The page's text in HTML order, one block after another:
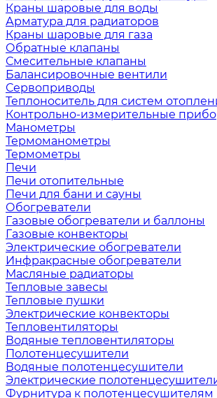
Краны шаровые для воды
Арматура для радиаторов
Краны шаровые для газа
Обратные клапаны
Смесительные клапаны
Балансировочные вентили
Сервоприводы
Теплоноситель для систем
Контрольно-измерительные
Манометры
Термоманометры
Термометры
Печи
Печи отопительные
Печи для бани и сауны
Обогреватели
Газовые обогреватели и баллоны
Газовые конвекторы
Электрические обогреватели
Инфракрасные обогреватели
Масляные радиаторы
Тепловые завесы
Тепловые пушки
Электрические конвекторы
Тепловентиляторы
Водяные тепловентиляторы
Полотенцесушители
Водяные полотенцесушители
Электрические
Фурнитура к полотенцесушителям